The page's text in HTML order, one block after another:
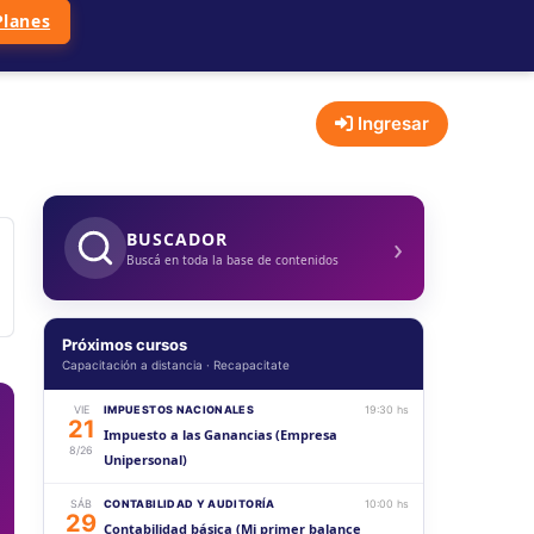
Ingresar
BUSCADOR
Buscá en toda la base de contenidos ›
Próximos cursos
Capacitación a distancia · Recapacitate
VIE
21
8/26
IMPUESTOS NACIONALES 19:30 hs
Impuesto a las Ganancias (Empresa
Unipersonal)
SÁB
29
CONTABILIDAD Y AUDITORÍA 10:00 hs
Contabilidad básica (Mi primer balance